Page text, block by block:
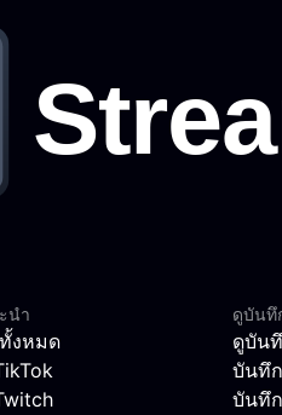
นำ
งหมด
ดูบันทึ
ดูบัน
บันทึ
บันทึ